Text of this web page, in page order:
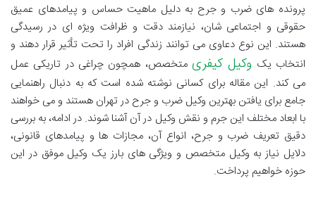
پرونده های ضرب و جرح به دلیل ماهیت حساس و پیامدهای عمیق
حقوقی و اجتماعی شان، نیازمند دقت و ظرافت ویژه ای در رسیدگی
هستند. این نوع دعاوی می توانند زندگی افراد را تحت تأثیر قرار دهند و
انتخاب یک وکیل کیفری متخصص، همچون چراغی در تاریکی عمل
می کند. این مقاله برای کسانی نوشته شده است که به دنبال راهنمایی
جامع برای یافتن بهترین وکیل ضرب و جرح در تهران هستند و می خواهند
با ابعاد مختلف این جرم و نقش وکیل در آن آشنا شوند. در ادامه، به بررسی
دقیق تعریف ضرب و جرح، انواع آن، مجازات ها و پیامدهای قانونی،
دلایل نیاز به وکیل متخصص و ویژگی های بارز یک وکیل موفق در این
حوزه خواهیم پرداخت.